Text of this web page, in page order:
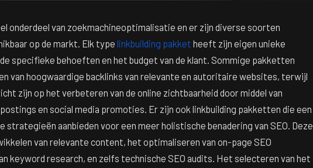
onderdeel van zoekmachineoptimalisatie en er zijn diverse soorten
op de markt. Elk type linkbuilding pakket heeft zijn eigen unieke
specifieke behoeften en het budget van de klant. Sommige pakketten
van hoogwaardige backlinks van relevante en autoritaire websites, terwijl
zijn op het verbeteren van de online zichtbaarheid door middel van
en social media promoties. Er zijn ook linkbuilding pakketten die een
strategieën aanbieden voor een meer holistische benadering van SEO. Deze
van relevante content, het optimaliseren van on-page SEO
keyword research, en zelfs technische SEO audits. Het selecteren van het